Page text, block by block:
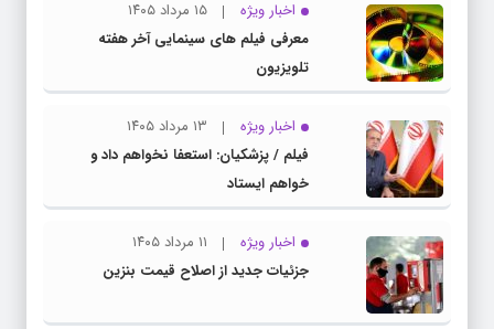
اخبار ویژه
۱۵ مرداد ۱۴۰۵
معرفی فیلم های سینمایی آخر هفته
تلویزیون
اخبار ویژه
۱۳ مرداد ۱۴۰۵
فیلم / پزشکیان: استعفا نخواهم داد و
خواهم ایستاد
اخبار ویژه
۱۱ مرداد ۱۴۰۵
جزئیات جدید از اصلاح قیمت بنزین